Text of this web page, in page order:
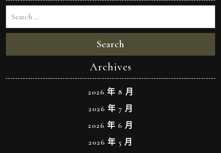
Search
Archives
2026 年 8 月
2026 年 7 月
2026 年 6 月
2026 年 5 月